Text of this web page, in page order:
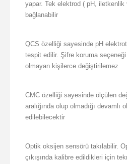
yapar. Tek elektrod ( pH,
bağlanabilir
QCS özelliği sayesinde pH
tespit edilir. Şifre koruma
olmayan kişilerce değiştirilemez
CMC özelliği sayesinde ölçülen
aralığında olup olmadığı devamlı
edilebilecektir
Optik oksijen sensörü takılabilir.
çıkışında kalibre edildikleri için